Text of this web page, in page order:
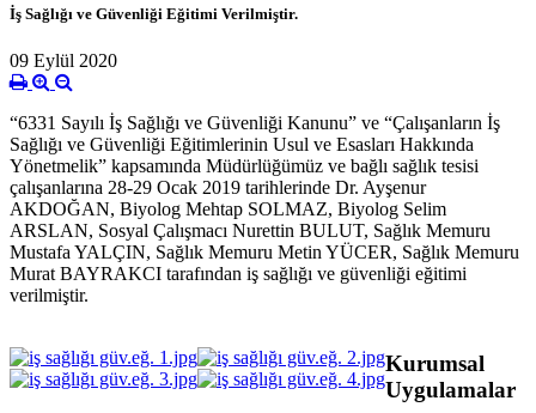
İş Sağlığı ve Güvenliği Eğitimi Verilmiştir.
09 Eylül 2020
“6331 Sayılı İş Sağlığı ve Güvenliği Kanunu” ve “Çalışanların İş
Sağlığı ve Güvenliği Eğitimlerinin Usul ve Esasları Hakkında
Yönetmelik” kapsamında Müdürlüğümüz ve bağlı sağlık tesisi
çalışanlarına 28-29 Ocak 2019 tarihlerinde Dr. Ayşenur
AKDOĞAN, Biyolog Mehtap SOLMAZ, Biyolog Selim
ARSLAN, Sosyal Çalışmacı Nurettin BULUT, Sağlık Memuru
Mustafa YALÇIN, Sağlık Memuru Metin YÜCER, Sağlık Memuru
Murat BAYRAKCI tarafından iş sağlığı ve güvenliği eğitimi
verilmiştir.
Kurumsal
Uygulamalar